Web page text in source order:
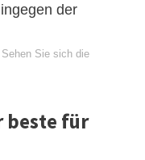
der
Sehen Sie sich die
beste für